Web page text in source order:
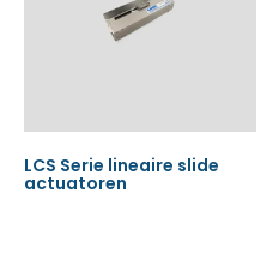
LCS Serie lineaire slide
actuatoren